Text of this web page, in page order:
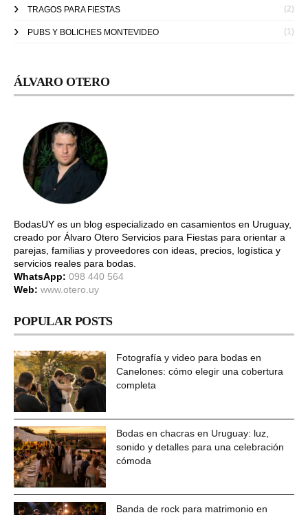
TRAGOS PARA FIESTAS (2)
PUBS Y BOLICHES MONTEVIDEO (1)
ÁLVARO OTERO
BodasUY es un blog especializado en casamientos en Uruguay,
creado por Álvaro Otero Servicios para Fiestas para orientar a
parejas, familias y proveedores con ideas, precios, logística y
servicios reales para bodas.
WhatsApp: 098 440 564
Web: www.otero.uy
POPULAR POSTS
Fotografía y video para bodas en
Canelones: cómo elegir una cobertura
completa
Bodas en chacras en Uruguay: luz,
sonido y detalles para una celebración
cómoda
Banda de rock para matrimonio en